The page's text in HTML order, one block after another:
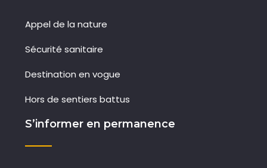
Appel de la nature
Sécurité sanitaire
Destination en vogue
Hors de sentiers battus
S’informer en permanence